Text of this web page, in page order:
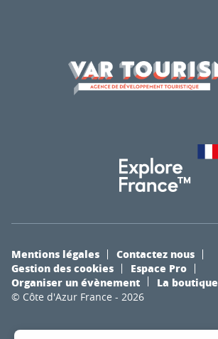
© Côte d'Azur France - 2026
Mentions légales
Contactez nous
Gestion des cookies
Espace Pro
Organiser un évènement
La boutique